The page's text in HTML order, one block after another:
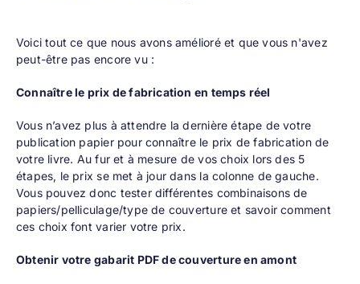
Voici tout ce que nous avons amélioré et que vous n'avez
peut-être pas encore vu :
Connaître le prix de fabrication en temps réel
Vous n’avez plus à attendre la dernière étape de votre
publication papier pour connaître le prix de fabrication de
votre livre. Au fur et à mesure de vos choix lors des 5
étapes, le prix se met à jour dans la colonne de gauche.
Vous pouvez donc tester différentes combinaisons de
papiers/pelliculage/type de couverture et savoir comment
ces choix font varier votre prix.
Obtenir votre gabarit PDF de couverture en amont